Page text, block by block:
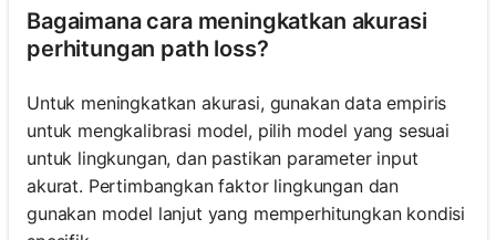
Bagaimana cara meningkatkan akurasi
perhitungan path loss?
Untuk meningkatkan akurasi, gunakan data empiris
untuk mengkalibrasi model, pilih model yang sesuai
untuk lingkungan, dan pastikan parameter input
akurat. Pertimbangkan faktor lingkungan dan
gunakan model lanjut yang memperhitungkan kondisi